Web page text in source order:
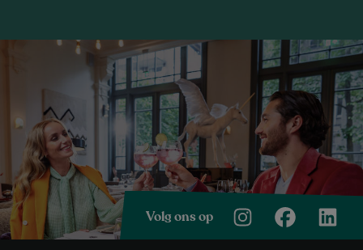
Volg ons op